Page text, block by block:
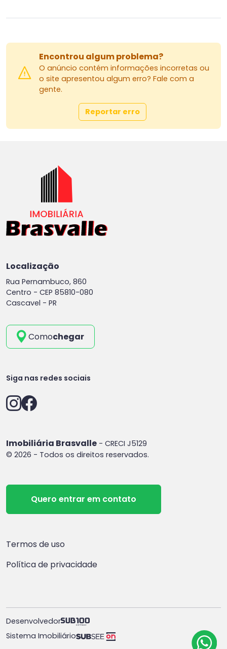
Encontrou algum problema?
O anúncio contém informações incorretas ou
o site apresentou algum erro? Fale com a
gente.
Reportar erro
Localização
Rua Pernambuco, 860
Centro - CEP 85810-080
Cascavel - PR
Comochegar
Siga nas redes sociais
Imobiliária Brasvalle - CRECI J5129
© 2026 - Todos os direitos reservados.
Quero entrar em contato
Termos de uso
Política de privacidade
Desenvolvedor
Sistema Imobiliário